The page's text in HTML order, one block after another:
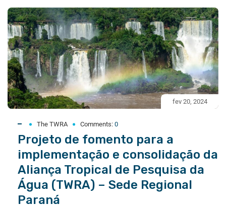
fev 20, 2024
The TWRA Comments: 0
Projeto de fomento para a
implementação e consolidação da
Aliança Tropical de Pesquisa da
Água (TWRA) – Sede Regional
Paraná